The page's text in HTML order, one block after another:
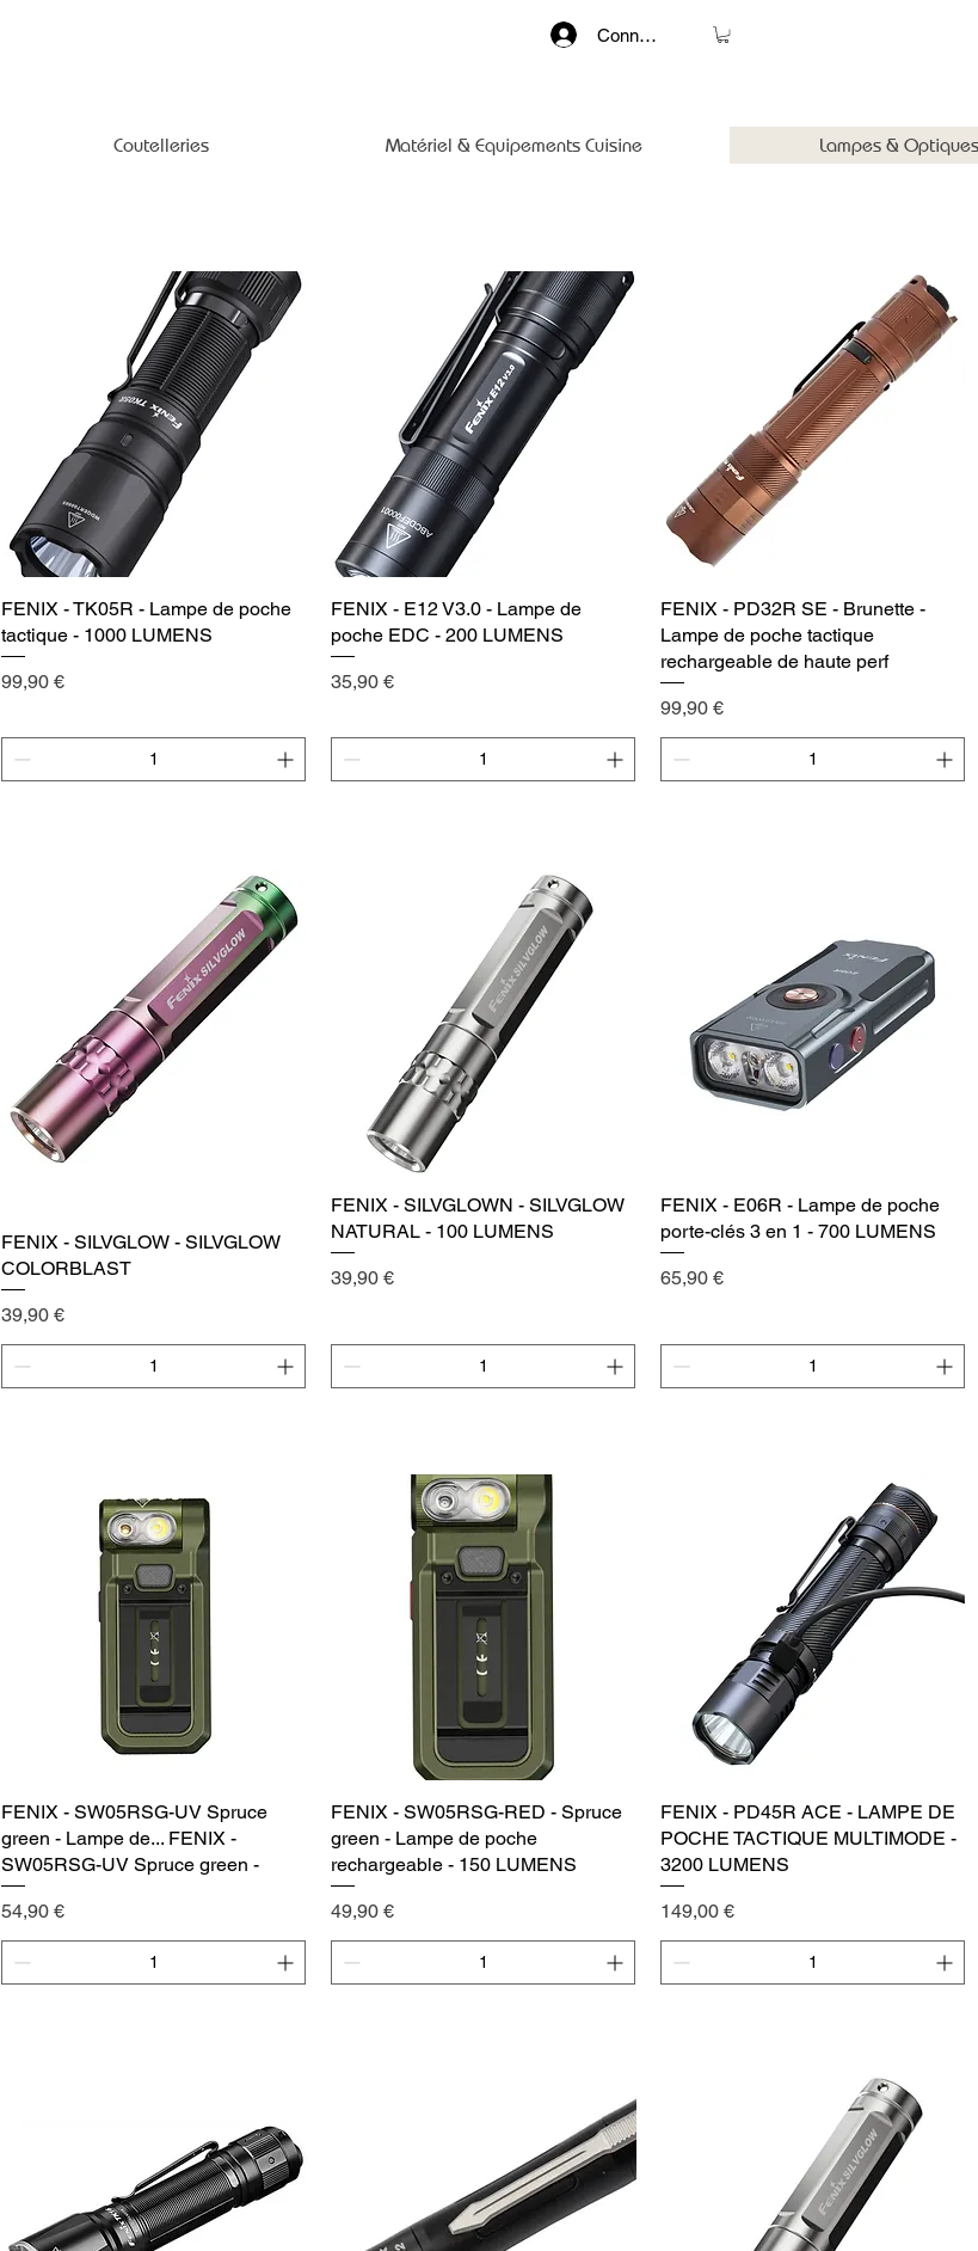
Connexion
Coutelleries Matériel & Equipements Cuisine Lampes &
Vista rápida
FENIX - TK05R - Lampe de poche
tactique - 1000 LUMENS
Precio
99,90 €
Vista rápida
FENIX - E12 V3.0 - Lampe de
poche EDC - 200 LUMENS
Precio
35,90 €
Vista rápida
FENIX - PD32R SE - Brunette -
Lampe de poche tactique
rechargeable de haute perf
Precio
99,90 €
FENIX - SILVGLOW - SILVGLOW
COLORBLAST
Precio
39,90 €
Vista rápida
FENIX - SILVGLOWN - SILVGLOW
NATURAL - 100 LUMENS
Precio
39,90 €
Vista rápida
FENIX - E06R - Lampe de poche
porte-clés 3 en 1 - 700 LUMENS
Precio
65,90 €
Vista rápida
FENIX - SW05RSG-UV Spruce
green - Lampe de... FENIX -
SW05RSG-UV Spruce green -
Precio
54,90 €
Vista rápida
FENIX - SW05RSG-RED - Spruce
green - Lampe de poche
rechargeable - 150 LUMENS
Precio
49,90 €
Vista rápida
FENIX - PD45R ACE - LAMPE DE
POCHE TACTIQUE MULTIMODE -
3200 LUMENS
Precio
149,00 €